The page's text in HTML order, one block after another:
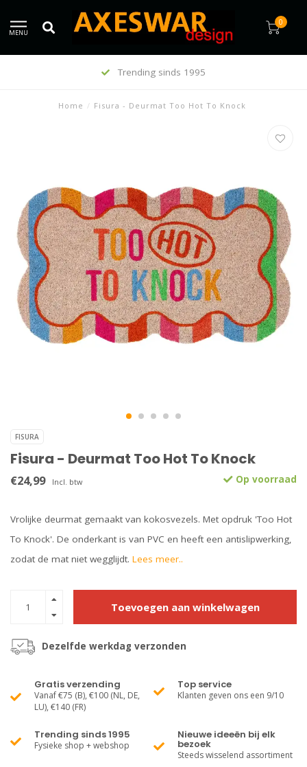
MENU
0
Trending sinds 1995
Home / Fisura - Deurmat Too Hot To Knock
FISURA
Fisura - Deurmat Too Hot To Knock
€24,99 Incl. btw Op voorraad
Vrolijke deurmat gemaakt van kokosvezels. Met opdruk 'Too Hot
To Knock'. De onderkant is van PVC en heeft een antislipwerking,
zodat de mat niet wegglijdt. Lees meer..
Toevoegen aan winkelwagen
Dezelfde werkdag verzonden
Gratis verzending
Vanaf €75 (B), €100 (NL, DE,
LU), €140 (FR)
Top service
Klanten geven ons een 9/10
Trending sinds 1995
Fysieke shop + webshop
Nieuwe ideeën bij elk
bezoek
Steeds wisselend assortiment